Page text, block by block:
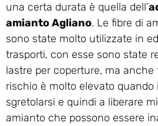
una certa durata è quella dell’
amianto Agliano. Le fibre di
sono state molto utilizzate in
trasporti, con esse sono state
lastre per coperture, ma anche
rischio è molto elevato
sgretolarsi e quindi a liberare
amianto che possono essere